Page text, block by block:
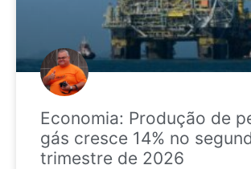
Economia: Produção de
gás cresce 14% no
trimestre de 2026